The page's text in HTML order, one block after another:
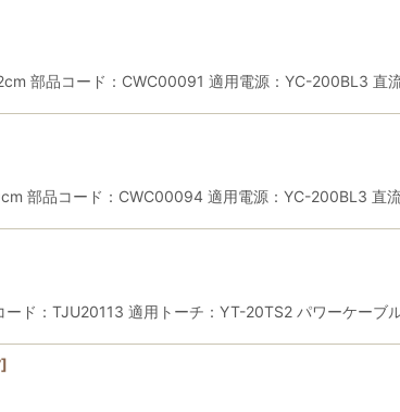
部品コード：CWC00091 適用電源：YC-200BL3 直
部品コード：CWC00094 適用電源：YC-200BL3 直
ド：TJU20113 適用トーチ：YT-20TS2 パワーケーブ
]